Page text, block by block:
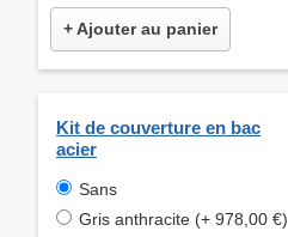
+ Ajouter au panier
Kit de couverture en bac
acier
Sans
Gris anthracite (+ 978,00 €)